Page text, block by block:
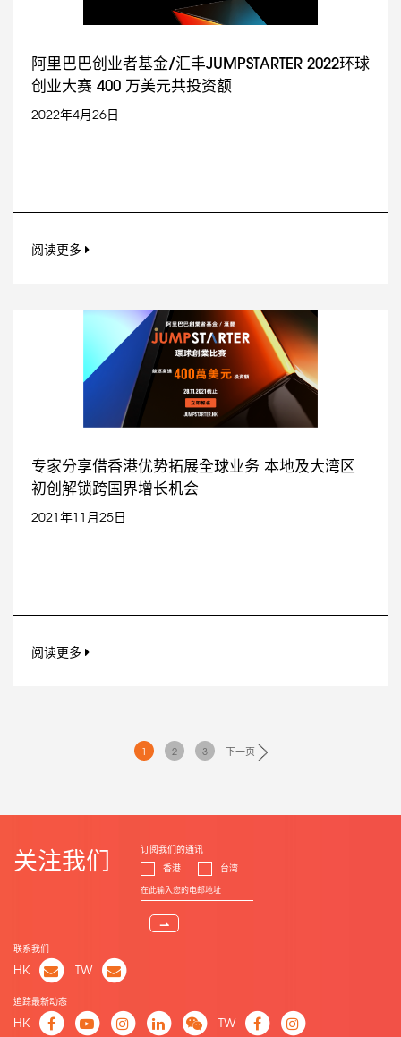
阿里巴巴创业者基金/汇丰JUMPSTARTER 2022环球
创业大赛 400 万美元共投资额
2022年4月26日
阅读更多
专家分享借香港优势拓展全球业务 本地及大湾区
初创解锁跨国界增长机会
2021年11月25日
阅读更多
1 2 3 下一页
关注我们
订阅我们的通讯
香港
台湾
⇀
联系我们
HK TW
追踪最新动态
HK TW